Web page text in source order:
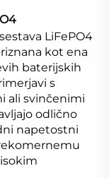
LiFePO4
kot ena
baterijskih
s
ali svinčenimi
odlično
napetostni